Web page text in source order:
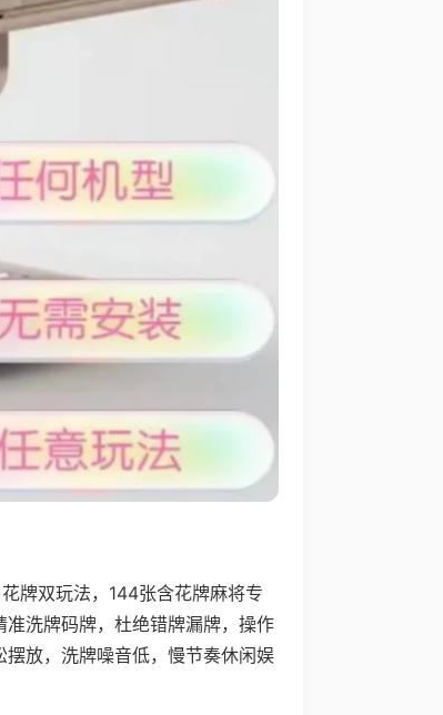
牌双玩法，144张含花牌麻将专
洗牌码牌，杜绝错牌漏牌，操作
放，洗牌噪音低，慢节奏休闲娱